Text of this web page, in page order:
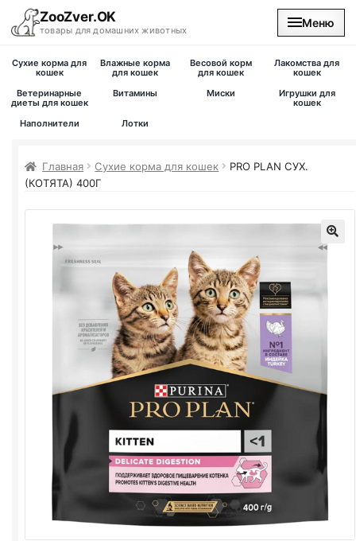
ZooZver.OK
товары для домашних животных
Меню
На главную
Сухие корма для
кошек
Влажные корма
для кошек
Весовой корм
для кошек
Лакомства для
кошек
Ветеринарные
диеты для кошек
Витамины Миски
Игрушки для
кошек
Наполнители
Лотки
Главная Сухие корма для кошек PRO PLANСУХ.
(КОТЯТА) 400Г